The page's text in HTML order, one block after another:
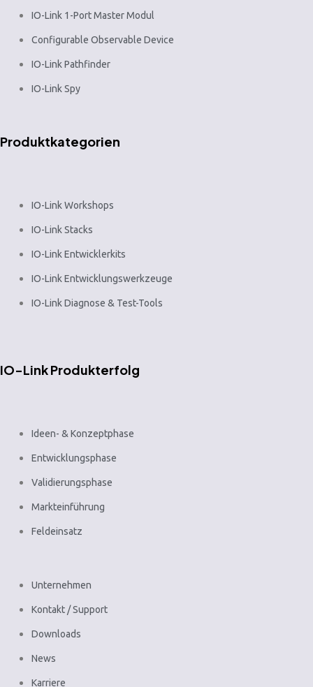
IO-Link 1-Port Master Modul
Configurable Observable Device
IO-Link Pathfinder
IO-Link Spy
Produktkategorien
IO-Link Workshops
IO-Link Stacks
IO-Link Entwicklerkits
IO-Link Entwicklungswerkzeuge
IO-Link Diagnose & Test-Tools
IO-Link Produkterfolg
Ideen- & Konzeptphase
Entwicklungsphase
Validierungsphase
Markteinführung
Feldeinsatz
Unternehmen
Kontakt / Support
Downloads
News
Karriere